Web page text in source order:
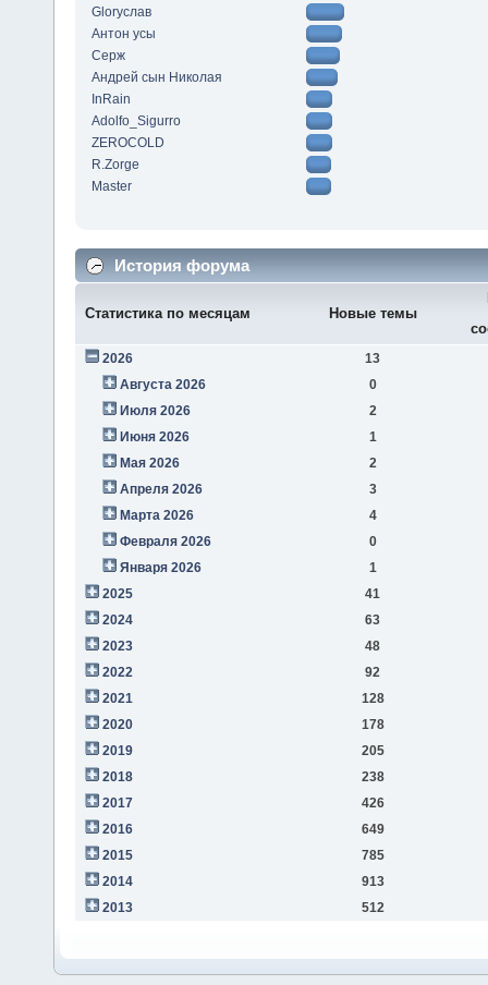
Gloryслав
Антон усы
Серж
Андрей сын Николая
InRain
Adolfo_Sigurro
ZEROCOLD
R.Zorge
Master
История форума
Статистика по месяцам Новые темы
2026
13
Августа 2026
0
Июля 2026
2
Июня 2026
1
Мая 2026
2
Апреля 2026
3
Марта 2026
4
Февраля 2026
0
Января 2026
1
2025
41
2024
63
2023
48
2022
92
2021
128
2020
178
2019
205
2018
238
2017
426
2016
649
2015
785
2014
913
2013
512